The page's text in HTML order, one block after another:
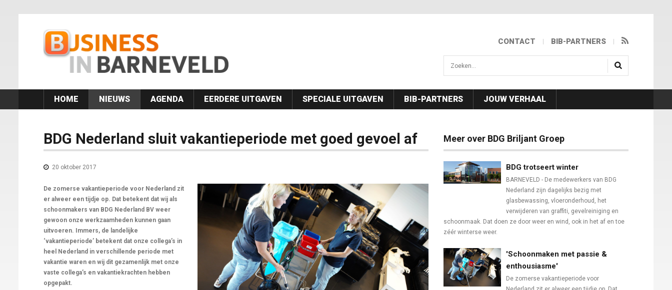
CONTACT BIB-PARTNERS
sisea.search
HOME NIEUWS AGENDA EERDERE UITGAVEN SPECIALE UITGAVEN BIB-PARTNERS JOUW VERHAAL
BDG Nederland sluit vakantieperiode met goed gevoel af
20 oktober 2017
De zomerse vakantieperiode voor Nederland zit
er alweer een tijdje op. Dat betekent dat wij als
schoonmakers van BDG Nederland BV weer
gewoon onze werkzaamheden kunnen gaan
uitvoeren. Immers, de landelijke
‘vakantieperiode’ betekent dat onze collega’s in
heel Nederland in verschillende periode met
vakantie waren en wij dit gezamenlijk met onze
vaste collega’s en vakantiekrachten hebben
opgepakt.
Meer over BDG Briljant Groep
BDG trotseert winter
BARNEVELD - De medewerkers van BDG
Nederland zijn dagelijks bezig met
glasbewassing, vloeronderhoud, het
verwijderen van graffiti, gevelreiniging en
schoonmaak. Dat doen ze door weer en wind, ook in het af en toe
zéér winterse weer.
'Schoonmaken met passie &
enthousiasme'
De zomerse vakantieperiode voor